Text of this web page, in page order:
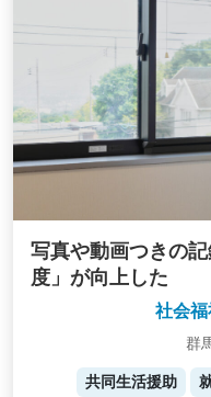
写真や動画つきの
度」が向上した
社会
群
共同生活援助